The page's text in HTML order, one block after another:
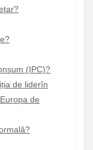
(IPC)?
de liderîn
de